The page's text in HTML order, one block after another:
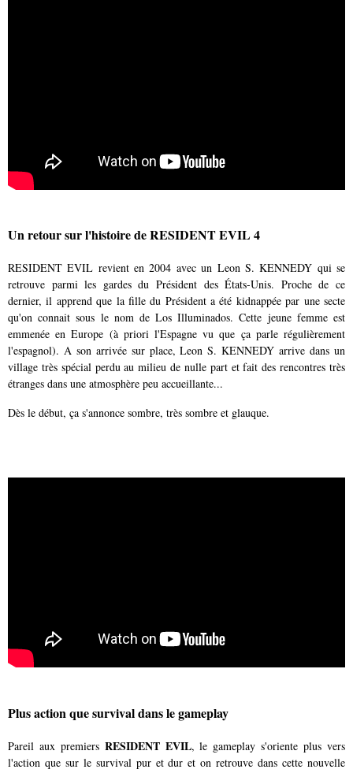
Un retour sur l'histoire de RESIDENT EVIL 4
RESIDENT EVIL revient en 2004 avec un Leon S. KENNEDY qui se
retrouve parmi les gardes du Président des États-Unis. Proche de ce
dernier, il apprend que la fille du Président a été kidnappée par une secte
qu'on connait sous le nom de Los Illuminados. Cette jeune femme est
emmenée en Europe (à priori l'Espagne vu que ça parle régulièrement
l'espagnol). A son arrivée sur place, Leon S. KENNEDY arrive dans un
village très spécial perdu au milieu de nulle part et fait des rencontres très
étranges dans une atmosphère peu accueillante...
Dès le début, ça s'annonce sombre, très sombre et glauque.
Plus action que survival dans le gameplay
Pareil aux premiers RESIDENT EVIL, le gameplay s'oriente plus vers
l'action que sur le survival pur et dur et on retrouve dans cette nouvelle